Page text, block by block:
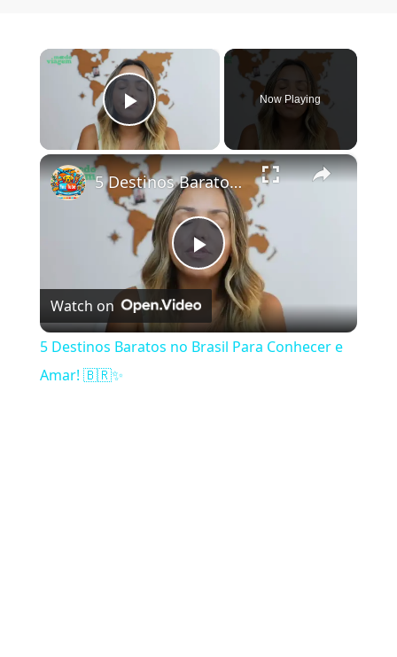
×
Play Video
Now Playing
×
Play Video
5 Destinos Baratos no Brasil Para Conhecer e Amar! 🇧🇷✨
Watch on
5 Destinos Baratos no Brasil Para Conhecer e
Amar! 🇧🇷✨